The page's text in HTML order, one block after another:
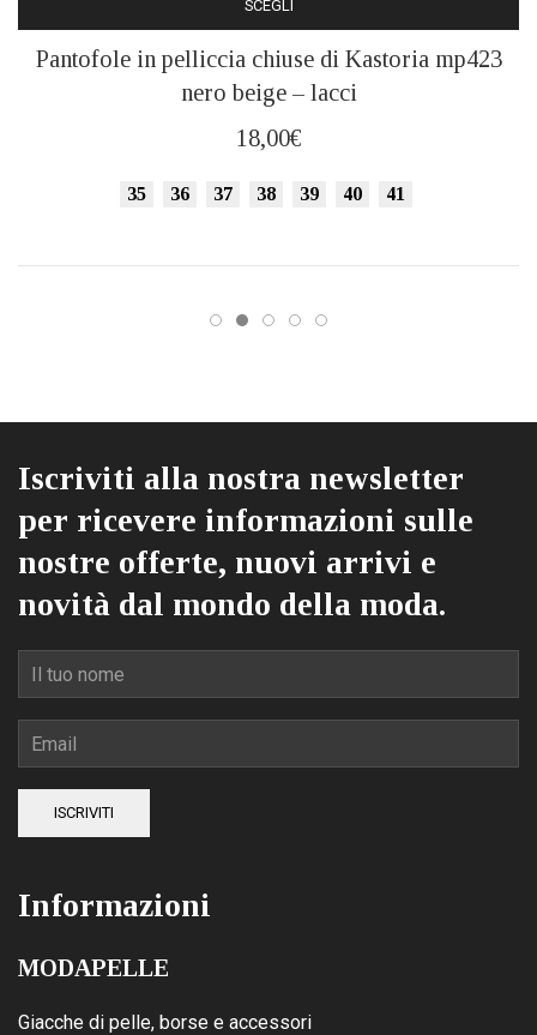
SCEGLI
prodotto
ha
più
Le
essere
nella
prodotto
Pantofole in pelliccia chiuse di Kastoria mp423
nero beige – lacci
18,00€
35 36 37 38 39 40 41
Iscriviti alla nostra newsletter
per ricevere informazioni sulle
nostre offerte, nuovi arrivi e
novità dal mondo della moda.
ISCRIVITI
Informazioni
MODAPELLE
Giacche di pelle, borse e accessori